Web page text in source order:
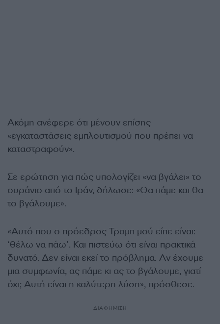
Ακόμη ανέφερε ότι μένουν επίσης
«εγκαταστάσεις εμπλουτισμού που πρέπει να
καταστραφούν».
Σε ερώτηση για πώς υπολογίζει «να βγάλει» το
ουράνιο από το Ιράν, δήλωσε: «Θα πάμε και θα
το βγάλουμε».
«Αυτό που ο πρόεδρος Τραμπ μού είπε είναι:
‘θέλω να πάω’. Και πιστεύω ότι είναι πρακτικά
δυνατό. Δεν είναι εκεί το πρόβλημα. Αν έχουμε
μια συμφωνία, ας πάμε κι ας το βγάλουμε, γιατί
όχι; Αυτή είναι η καλύτερη λύση», πρόσθεσε.
ΔΙΑΦΗΜΙΣΗ